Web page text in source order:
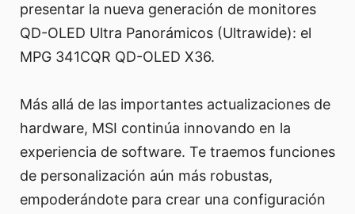
presentar la nueva generación de monitores
QD-OLED Ultra Panorámicos (Ultrawide): el
MPG 341CQR QD-OLED X36.
Más allá de las importantes actualizaciones de
hardware, MSI continúa innovando en la
experiencia de software. Te traemos funciones
de personalización aún más robustas,
empoderándote para crear una configuración